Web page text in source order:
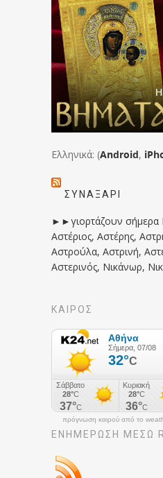
Ελληνικά: (Android,
ΣΥΝΑΞΆΡΙ
►►γιορτάζουν σήμερα
Αστέριος, Αστέρης,
Αστρούλα, Αστρινή,
Αστερινός, Νικάνωρ,
ΚΑΙΡΟΣ
πρόγνωση καιρού από το
ΕΝΗΜΈΡΩΣΉ ΜΕΣΩ